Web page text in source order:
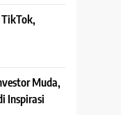
Muda,
Inspirasi